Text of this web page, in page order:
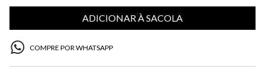
ADICIONAR À SACOLA
COMPRE POR WHATSAPP